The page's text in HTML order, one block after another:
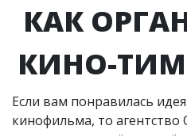
КАК
КИНО-
Если вам понравилась
кинофильма, то агентство